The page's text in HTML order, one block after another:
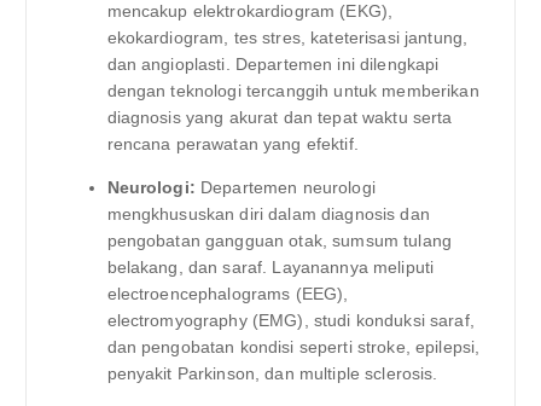
mencakup elektrokardiogram (EKG),
ekokardiogram, tes stres, kateterisasi jantung,
dan angioplasti. Departemen ini dilengkapi
dengan teknologi tercanggih untuk memberikan
diagnosis yang akurat dan tepat waktu serta
rencana perawatan yang efektif.
Neurologi: Departemen neurologi
mengkhususkan diri dalam diagnosis dan
pengobatan gangguan otak, sumsum tulang
belakang, dan saraf. Layanannya meliputi
electroencephalograms (EEG),
electromyography (EMG), studi konduksi saraf,
dan pengobatan kondisi seperti stroke, epilepsi,
penyakit Parkinson, dan multiple sclerosis.